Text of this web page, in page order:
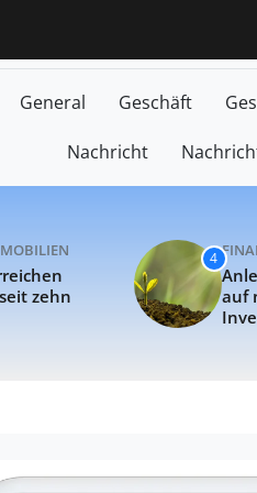
Erkrankungen
General Geschäft
Nachricht
zehn
4
auf